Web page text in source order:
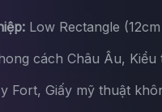
Low Rectangle
cách Châu Âu,
Fort, Giấy mỹ thuật